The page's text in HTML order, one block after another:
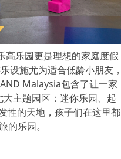
乐园更是理想的家庭度假
设施尤为适合低龄小朋友，
Malaysia包含了让一家
主题园区：迷你乐园、起
性的天地，孩子们在这里都
乐园。